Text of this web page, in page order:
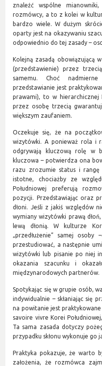
znaleźć wspólne
rozmówcy, a to z kolei w
bardzo wiele. W dużym
oparty jest na okazywaniu
odpowiednio do tej zasady –
Kolejną zasadą obowiązującą
(przedstawienie) przez
samemu. Choć
przedstawianie jest
prawami), to w hierarchicznej
przez osobę trzecią
większym zaufaniem.
Oczekuje się, że na
wizytówki. A ponieważ rola i
odgrywają kluczową rolę w
kluczowa – potwierdza ona
razu zrozumie status i
istotne, chociażby ze
Południowej preferują
pozycji. Przedstawiając oraz
dłoni. Jeśli z jakiś względów
wymiany wizytówki prawą
lewą dłonią. W kulturze
„przedłużenie” samej osoby
przestudiować, a następnie
wizytówki lub pisanie po niej
okazania szacunku i
międzynarodowych partnerów.
Spotykając się w grupie osób,
indywidualnie – skłaniając się
na powitanie jest
savoire vivre Korei
Ta sama zasada dotyczy
przypadku skłonu wykonuje go
Praktyka pokazuje, że warto
założenia, że rozmówca